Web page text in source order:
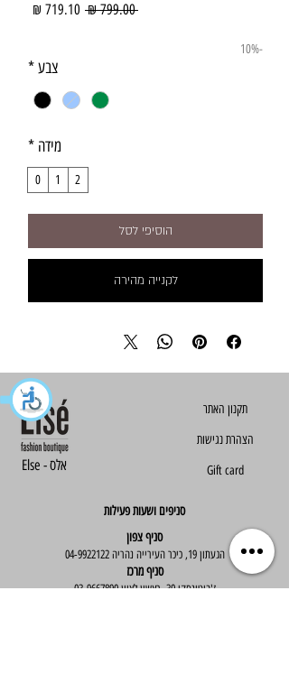
‏799.00 ‏₪
מחיר
-10%
צבע*
מידה *
2
1
0
הוסיפי לסל
לקנייה מהירה
Else - אלס
תקנון האתר​​
הצהרת נגישות
Gift card
סניפים ושעות פעילות
סניף צפון
הגעתון 19, כיכר העירייה נהריה 04-9922122
סניף מרכז
ז'בוטינסקי 30, ראשון לציון 03-9667890